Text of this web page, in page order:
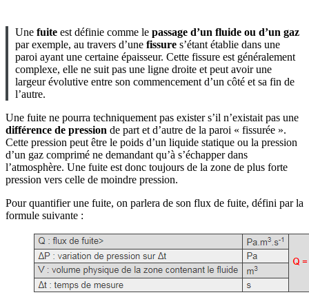
Une fuite est définie comme le passage d’un fluide ou d’un gaz
par exemple, au travers d’une fissure s’étant établie dans une
paroi ayant une certaine épaisseur. Cette fissure est généralement
complexe, elle ne suit pas une ligne droite et peut avoir une
largeur évolutive entre son commencement d’un côté et sa fin de
l’autre.
Une fuite ne pourra techniquement pas exister s’il n’existait pas une
différence de pression de part et d’autre de la paroi « fissurée ».
Cette pression peut être le poids d’un liquide statique ou la pression
d’un gaz comprimé ne demandant qu’à s’échapper dans
l’atmosphère. Une fuite est donc toujours de la zone de plus forte
pression vers celle de moindre pression.
Pour quantifier une fuite, on parlera de son flux de fuite, défini par la
formule suivante :